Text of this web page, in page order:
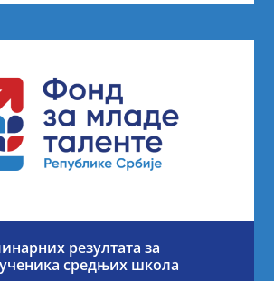
резултата за
средњих школа